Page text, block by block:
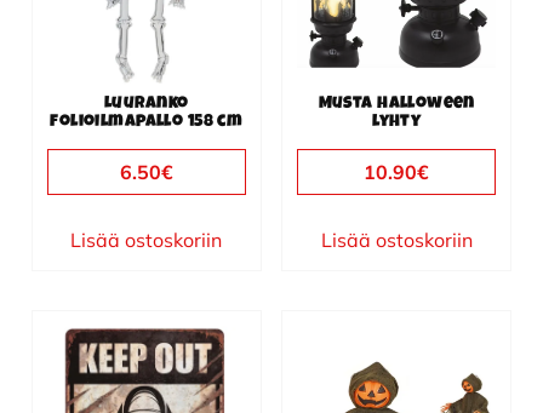
Luuranko
folioilmapallo 158 cm
6.50€
Lisää ostoskoriin
Musta halloween
lyhty
10.90€
Lisää ostoskoriin